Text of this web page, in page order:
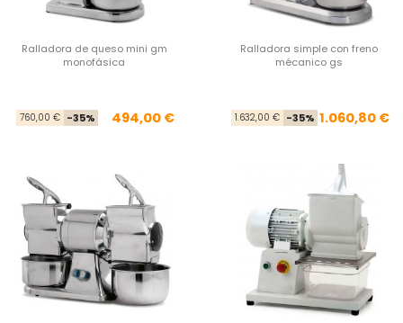
Ralladora de queso mini gm
monofásica
Precio base
760,00 € -35% Precio
494,00 €
Ralladora simple con freno
mécanico gs
1.632,00 € -35% 1.060,80 €